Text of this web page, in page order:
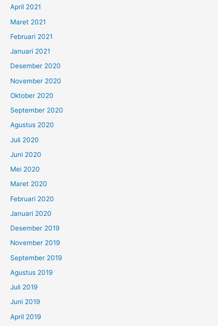
April 2021
Maret 2021
Februari 2021
Januari 2021
Desember 2020
November 2020
Oktober 2020
September 2020
Agustus 2020
Juli 2020
Juni 2020
Mei 2020
Maret 2020
Februari 2020
Januari 2020
Desember 2019
November 2019
September 2019
Agustus 2019
Juli 2019
Juni 2019
April 2019